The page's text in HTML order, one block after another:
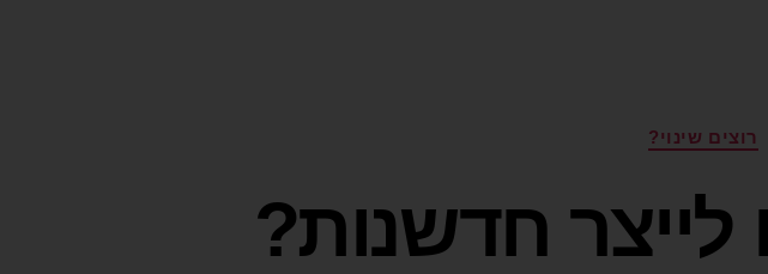
רוצים שינוי?
לייצר חדשנות?